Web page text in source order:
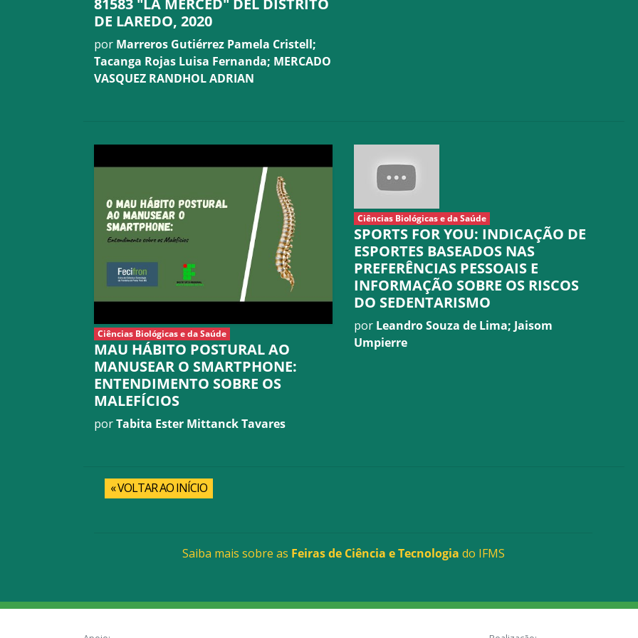
81583 "LA MERCED" DEL DISTRITO
DE LAREDO, 2020
por Marreros Gutiérrez Pamela Cristell;
Tacanga Rojas Luisa Fernanda; MERCADO
VASQUEZ RANDHOL ADRIAN
Ciências Biológicas e da Saúde
MAU HÁBITO POSTURAL AO
MANUSEAR O SMARTPHONE:
ENTENDIMENTO SOBRE OS
MALEFÍCIOS
porTabita Ester Mittanck Tavares
Ciências Biológicas e da Saúde
SPORTS FOR YOU: INDICAÇÃO DE
ESPORTES BASEADOS NAS
PREFERÊNCIAS PESSOAIS E
INFORMAÇÃO SOBRE OS RISCOS
DO SEDENTARISMO
por Leandro Souza de Lima; Jaisom
Umpierre
« VOLTAR AO INÍCIO
Saiba mais sobre as Feiras de Ciência e Tecnologia do IFMS